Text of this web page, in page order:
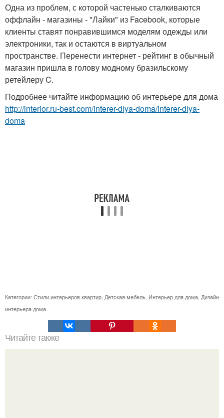
Одна из проблем, с которой частенько сталкиваются
оффлайн - магазины - "Лайки" из Facebook, которые
клиенты ставят понравившимся моделям одежды или
электроники, так и остаются в виртуальном
пространстве. Перенести интернет - рейтинг в обычный
магазин пришла в голову модному бразильскому
ретейлеру C.
Подробнее читайте информацию об интерьере для дома
http://interior.ru-best.com/interer-dlya-doma/interer-dlya-
doma
Категории: Стили интерьеров квартир Детская мебель Интерьер для дома Дизайн
интерьера дома
Читайте также